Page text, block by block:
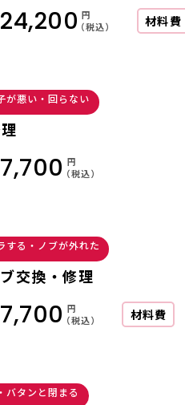
24,200 円
（税込）
材料費
が悪い・回らない
7,700 円
（税込）
する・ノブが外れた
交換・修理
7,700 円
（税込）
材料費
バタンと閉まる